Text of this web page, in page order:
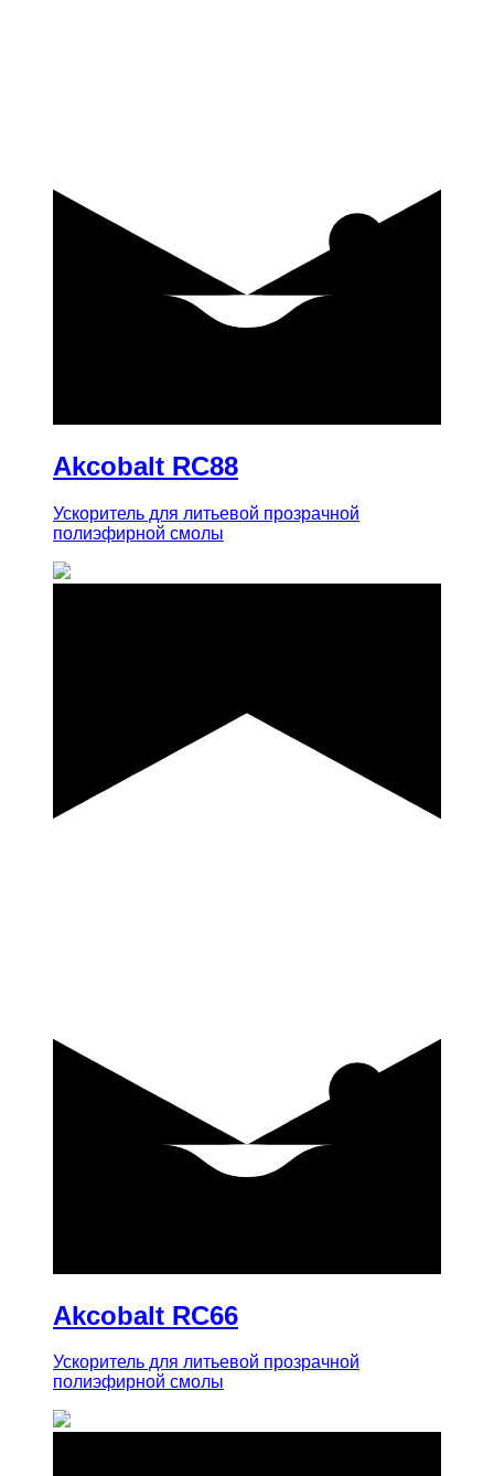
Akcobalt RC88
Ускоритель для литьевой прозрачной
полиэфирной смолы
Akcobalt RC66
Ускоритель для литьевой прозрачной
полиэфирной смолы